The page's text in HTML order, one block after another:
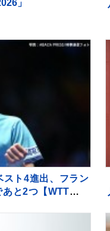
」
スト4進出、フラン
と2つ【WTTチャ